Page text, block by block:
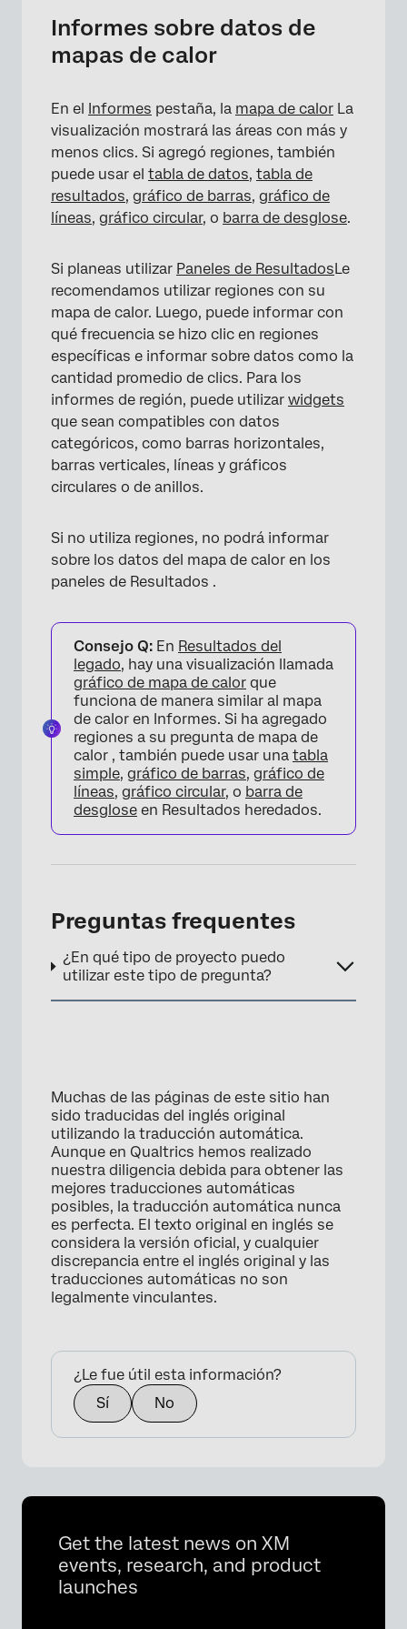
Informes sobre datos de
mapas de calor
En el Informes pestaña, la mapa de calor La
visualización mostrará las áreas con más y
menos clics. Si agregó regiones, también
puede usar el tabla de datos, tabla de
resultados, gráfico de barras, gráfico de
líneas, gráfico circular, o barra de desglose.
Si planeas utilizar Paneles de ResultadosLe
recomendamos utilizar regiones con su
mapa de calor. Luego, puede informar con
qué frecuencia se hizo clic en regiones
específicas e informar sobre datos como la
cantidad promedio de clics. Para los
informes de región, puede utilizar widgets
que sean compatibles con datos
categóricos, como barras horizontales,
barras verticales, líneas y gráficos
circulares o de anillos.
Si no utiliza regiones, no podrá informar
sobre los datos del mapa de calor en los
paneles de Resultados .
Consejo Q: En Resultados del
legado, hay una visualización llamada
gráfico de mapa de calor que
funciona de manera similar al mapa
de calor en Informes. Si ha agregado
regiones a su pregunta de mapa de
calor , también puede usar una tabla
simple, gráfico de barras, gráfico de
líneas, gráfico circular, o barra de
desglose en Resultados heredados.
Preguntas frequentes
¿En qué tipo de proyecto puedo
utilizar este tipo de pregunta?
Muchas de las páginas de este sitio han
sido traducidas del inglés original
utilizando la traducción automática.
Aunque en Qualtrics hemos realizado
nuestra diligencia debida para obtener las
mejores traducciones automáticas
posibles, la traducción automática nunca
es perfecta. El texto original en inglés se
considera la versión oficial, y cualquier
discrepancia entre el inglés original y las
traducciones automáticas no son
legalmente vinculantes.
¿Le fue útil esta información?
Sí
No
Get the latest news on XM
events, research, and product
launches